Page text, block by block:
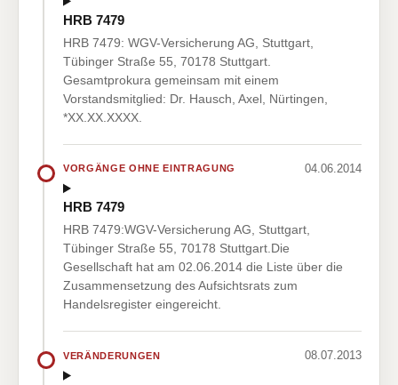
HRB 7479
HRB 7479: WGV-Versicherung AG, Stuttgart,
Tübinger Straße 55, 70178 Stuttgart.
Gesamtprokura gemeinsam mit einem
Vorstandsmitglied: Dr. Hausch, Axel, Nürtingen,
*XX.XX.XXXX.
VORGÄNGE OHNE EINTRAGUNG 04.06.2014
HRB 7479
HRB 7479:WGV-Versicherung AG, Stuttgart,
Tübinger Straße 55, 70178 Stuttgart.Die
Gesellschaft hat am 02.06.2014 die Liste über die
Zusammensetzung des Aufsichtsrats zum
Handelsregister eingereicht.
VERÄNDERUNGEN 08.07.2013